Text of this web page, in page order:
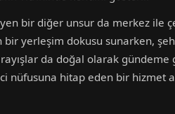
bir diğer unsur da merkez ile
bir yerleşim dokusu sunarken,
da doğal olarak gündeme
nüfusuna hitap eden bir hizmet